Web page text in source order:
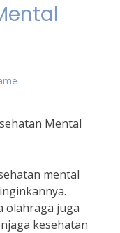
Mental
mental
olahraga juga
kesehatan